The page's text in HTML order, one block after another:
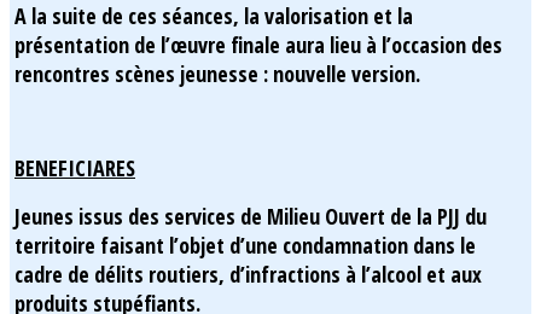
A la suite de ces séances, la valorisation et la
présentation de l’œuvre finale aura lieu à l’occasion des
rencontres scènes jeunesse : nouvelle version.
BENEFICIARES
Jeunes issus des services de Milieu Ouvert de la PJJ du
territoire faisant l’objet d’une condamnation dans le
cadre de délits routiers, d’infractions à l’alcool et aux
produits stupéfiants.